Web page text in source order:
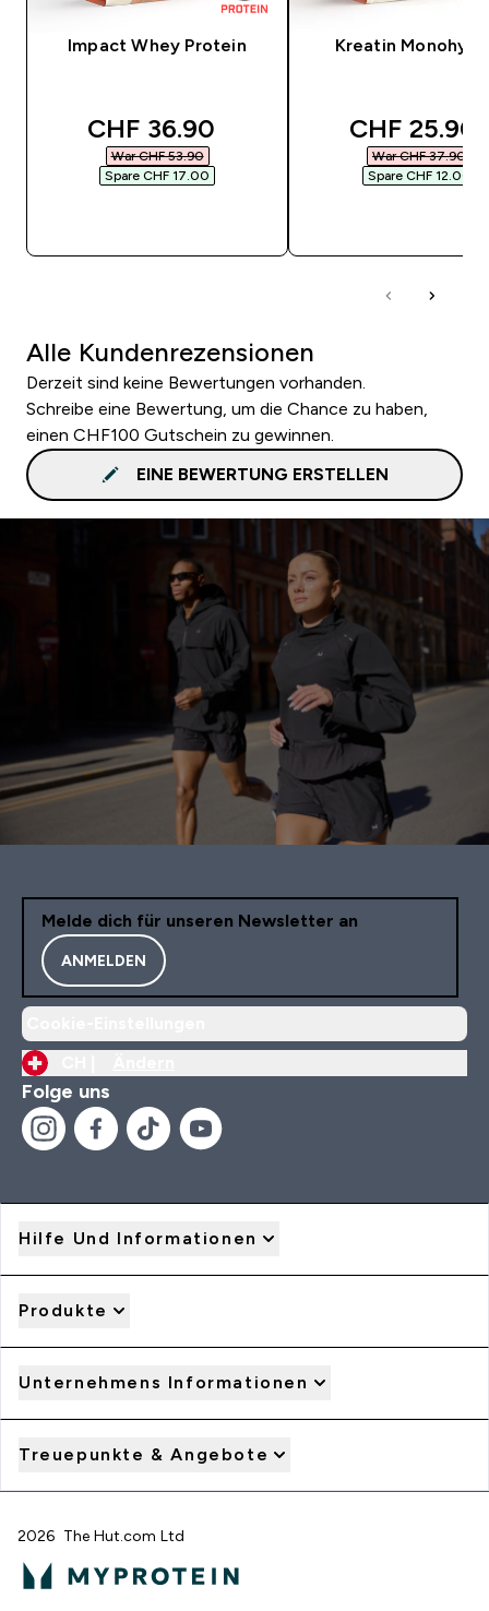
Impact Whey Protein
discounted price
CHF 36.90‎
War CHF 53.90‎
Spare CHF 17.00‎
Kreatin
discounted
CHF 25.90‎
War CHF 37.90‎
Spare CHF 12.00‎
Alle Kundenrezensionen
Derzeit sind keine Bewertungen vorhanden.
Schreibe eine Bewertung, um die Chance zu haben,
einen CHF100 Gutschein zu gewinnen.
EINE BEWERTUNG ERSTELLEN
Melde dich für unseren Newsletter an
ANMELDEN
Folge uns
Hilfe Und Informationen
Produkte
Unternehmens Informationen
Treuepunkte & Angebote
2026 The Hut.com Ltd